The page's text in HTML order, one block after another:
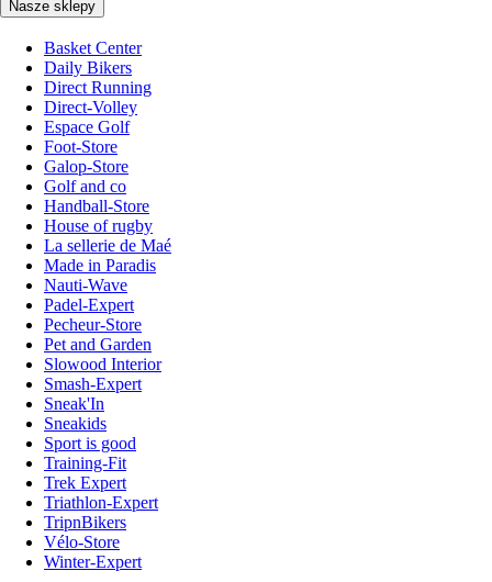
Nasze sklepy
Basket Center
Daily Bikers
Direct Running
Direct-Volley
Espace Golf
Foot-Store
Galop-Store
Golf and co
Handball-Store
House of rugby
La sellerie de Maé
Made in Paradis
Nauti-Wave
Padel-Expert
Pecheur-Store
Pet and Garden
Slowood Interior
Smash-Expert
Sneak'In
Sneakids
Sport is good
Training-Fit
Trek Expert
Triathlon-Expert
TripnBikers
Vélo-Store
Winter-Expert